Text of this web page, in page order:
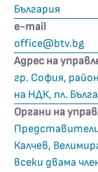
България
е-mail
office@btv.bg
Адрес на
гр. София,
на НДК, пл.
Органи на
Калчев,
всеки двама